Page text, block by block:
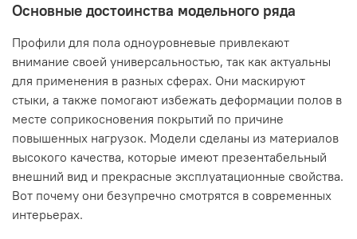
Основные достоинства модельного ряда
Профили для пола одноуровневые привлекают
внимание своей универсальностью, так как актуальны
для применения в разных сферах. Они маскируют
стыки, а также помогают избежать деформации полов в
месте соприкосновения покрытий по причине
повышенных нагрузок. Модели сделаны из материалов
высокого качества, которые имеют презентабельный
внешний вид и прекрасные эксплуатационные свойства.
Вот почему они безупречно смотрятся в современных
интерьерах.